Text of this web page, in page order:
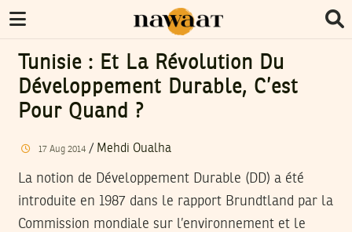
Tunisie : Et La Révolution Du
Développement Durable, C’est
Pour Quand ?
17 Aug 2014/ Mehdi Oualha
La notion de Développement Durable (DD) a été
introduite en 1987 dans le rapport Brundtland par la
Commission mondiale sur l’environnement et le